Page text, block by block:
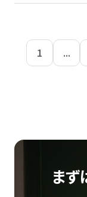
1 ...
まず